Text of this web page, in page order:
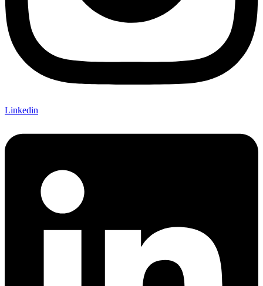
Linkedin